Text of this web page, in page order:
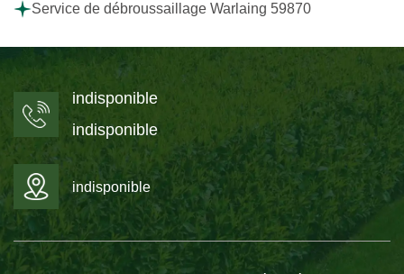
Service de débroussaillage Warlaing 59870
indisponible
indisponible
indisponible